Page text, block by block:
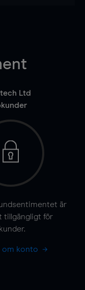
Ltd
är
tillgängligt för
om konto